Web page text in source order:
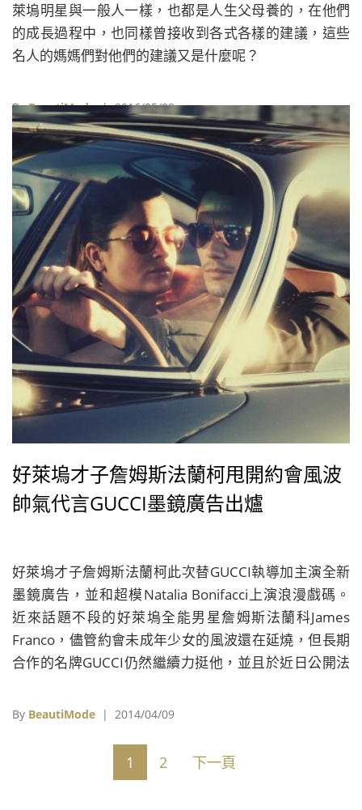
萊塢明星與一般人一樣，也都是人生父母養的，在他們
的成長過程中，也同樣曾接收到各式各樣的建議，這些
名人的媽媽們對他們的建議又是什麼呢？
ByBeautiMode| 2016/05/08
好萊塢才子詹姆斯法蘭柯甩開約會風波
帥氣代言GUCCI墨鏡廣告出爐
好萊塢才子詹姆斯法蘭柯此次替GUCCI執導加主演全新
墨鏡廣告，並和超模Natalia Bonifacci上演浪漫戲碼。
近來話題不段的好萊塢全能男星詹姆斯法蘭科James
Franco，儘管約會未成年少女的風波還在延燒，但長期
合作的名牌GUCCI仍然繼續力挺他，並且於近日公開法
Color Sunglasses》。此次影片選在好萊塢著名景點
Natalia Bonifacci共譜一段甜蜜戲碼，上一秒在泳池邊追
逐、喝香檳，下一秒便開著敞篷跑車在日落大道上奔
By BeautiMode | 2014/04/09
1 2 下一頁